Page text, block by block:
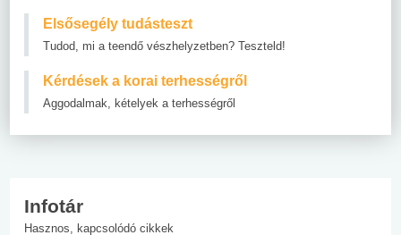
Elsősegély tudásteszt
Tudod, mi a teendő vészhelyzetben? Teszteld!
Kérdések a korai terhességről
Aggodalmak, kételyek a terhességről
Infotár
Hasznos, kapcsolódó cikkek